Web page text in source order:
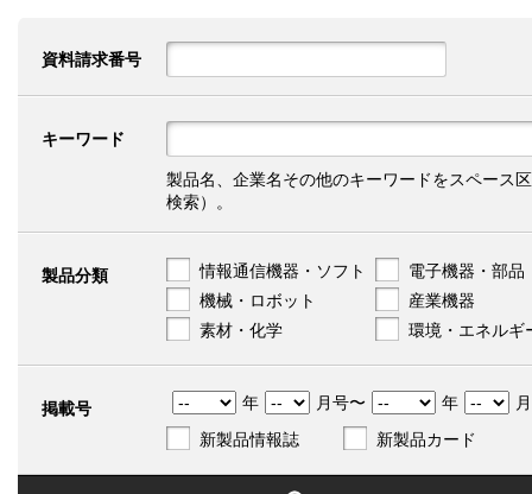
資料請求番号
キーワード
製品名、企業名その他のキーワードをスペース
検索）。
製品分類 情報通信機器・ソフト
電子機器・部品
機械・ロボット
産業機器
素材・化学
環境・エネルギ
掲載号 年 月号〜 年
新製品情報誌
新製品カード